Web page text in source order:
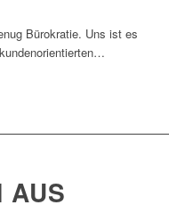
Bürokratie. Uns ist es
AUS